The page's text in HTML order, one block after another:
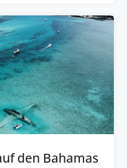
den Bahamas